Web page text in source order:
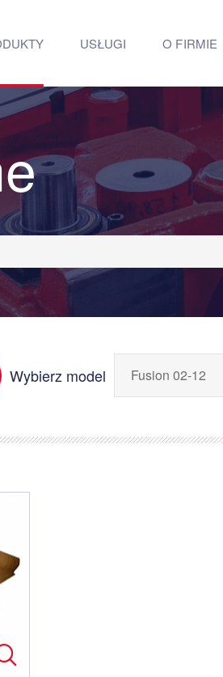
USŁUGI O FIRMIE
Wybierz model